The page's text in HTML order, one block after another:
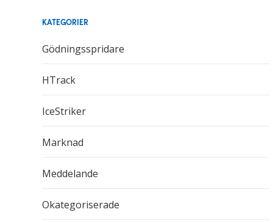
KATEGORIER
Gödningsspridare
HTrack
IceStriker
Marknad
Meddelande
Okategoriserade